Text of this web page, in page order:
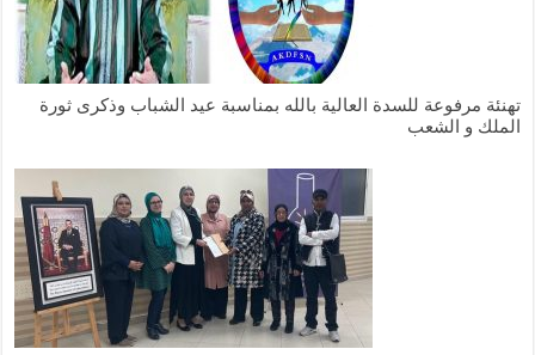
تهنئة مرفوعة للسدة العالية بالله بمناسبة عيد الشباب وذكرى ثورة
الملك و الشعب